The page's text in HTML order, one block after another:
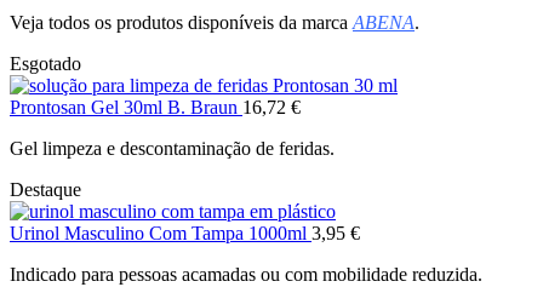
Veja todos os produtos disponíveis da marca ABENA.
Esgotado
Prontosan Gel 30ml B. Braun 16,72 €
Gel limpeza e descontaminação de feridas.
Destaque
Urinol Masculino Com Tampa 1000ml 3,95 €
Indicado para pessoas acamadas ou com mobilidade reduzida.